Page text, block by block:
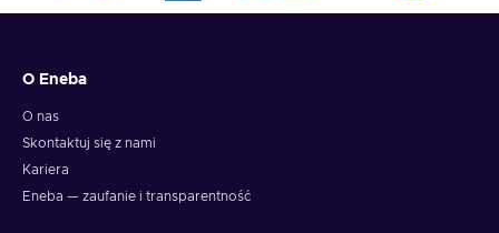
O Eneba
O nas
Skontaktuj się z nami
Kariera
Eneba — zaufanie i transparentność